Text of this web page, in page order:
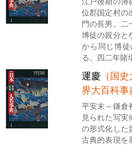
位郡国定村の
門の長男。二
博徒の親分と
から同じ博
る。四二年賭
運慶 （国
界大百科事
平安末～鎌倉
見られた写実
の形式化した
古典的表現を